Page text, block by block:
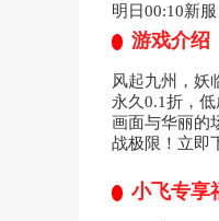
明日00:10新
游戏介绍
风起九州，妖
永久0.1折，
画面与华丽的
战极限！立即
小飞专享